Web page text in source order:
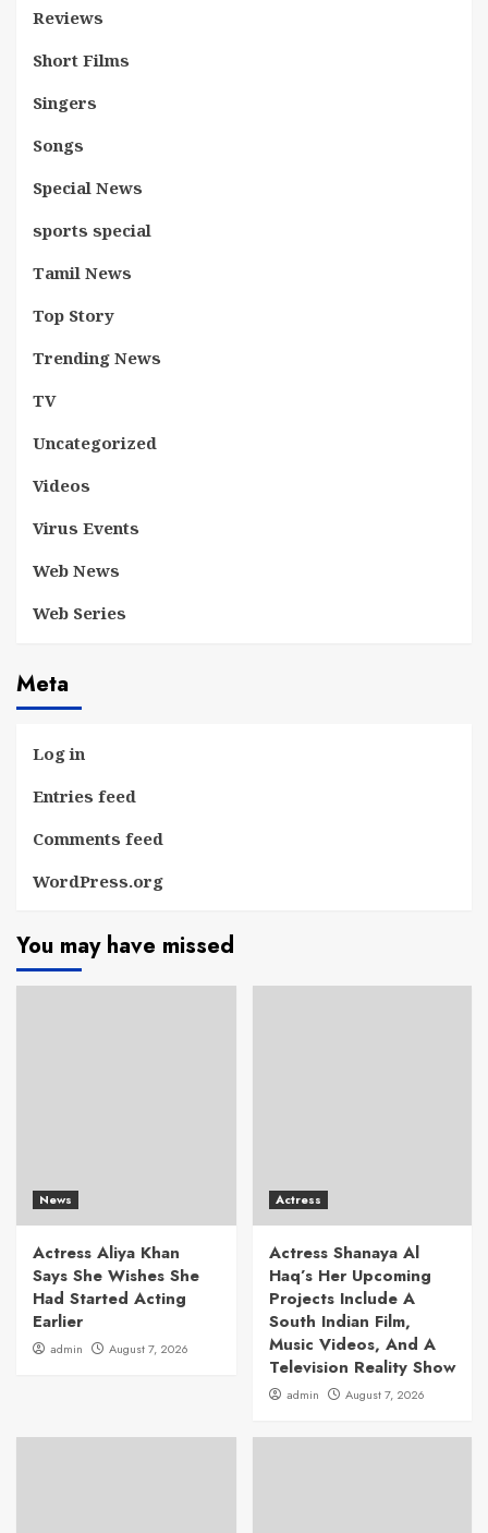
Reviews
Short Films
Singers
Songs
Special News
sports special
Tamil News
Top Story
Trending News
TV
Uncategorized
Videos
Virus Events
Web News
Web Series
Meta
Log in
Entries feed
Comments feed
WordPress.org
You may have missed
News
Actress Aliya Khan
Says She Wishes She
Had Started Acting
Earlier
admin August 7, 2026
Actress
Actress Shanaya Al
Haq’s Her Upcoming
Projects Include A
South Indian Film,
Music Videos, And A
Television Reality Show
admin August 7, 2026